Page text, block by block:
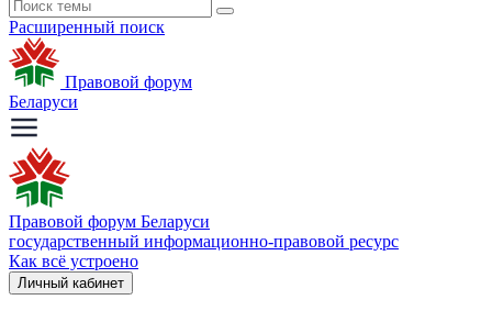
Расширенный поиск
Правовой форум
Беларуси
Правовой форум Беларуси
государственный информационно-правовой ресурс
Как всё устроено
Личный кабинет